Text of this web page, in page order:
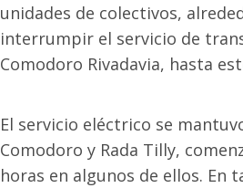
unidades de colectivos,
interrumpir el servicio de
Comodoro Rivadavia, hasta
El servicio eléctrico se
Comodoro y Rada Tilly,
horas en algunos de ellos.